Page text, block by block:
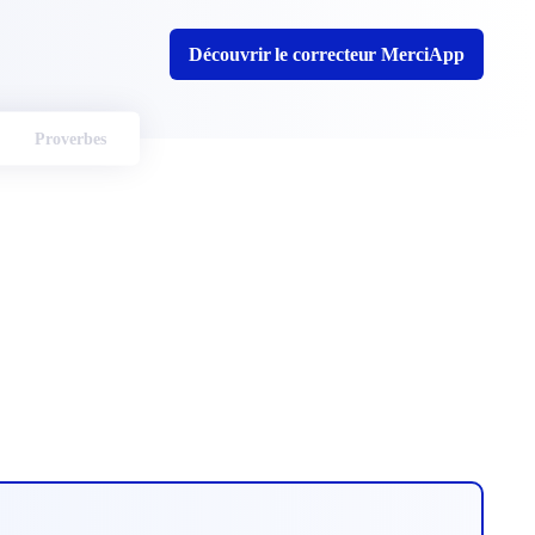
Découvrir le correcteur MerciApp
Proverbes